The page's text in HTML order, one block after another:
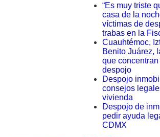
“Es muy triste
casa de la
víctimas de
trabas en la
Cuauhtémoc,
Benito Juárez,
que
despojo
Despojo
consejos
vivienda
Despojo de
pedir ayuda
CDMX